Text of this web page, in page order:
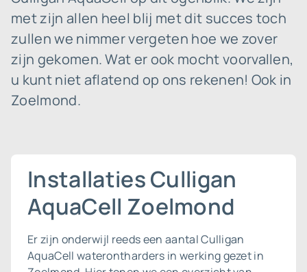
met zijn allen heel blij met dit succes toch
zullen we nimmer vergeten hoe we zover
zijn gekomen. Wat er ook mocht voorvallen,
u kunt niet aflatend op ons rekenen! Ook in
Zoelmond.
Installaties Culligan
AquaCell Zoelmond
Er zijn onderwijl reeds een aantal Culligan
AquaCell waterontharders in werking gezet in